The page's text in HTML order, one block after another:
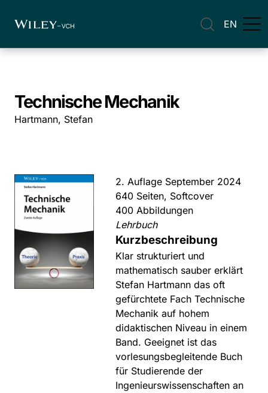
EN
Technische Mechanik
Hartmann, Stefan
2. Auflage September 2024
640 Seiten, Softcover
400 Abbildungen
Lehrbuch
Kurzbeschreibung
Klar strukturiert und
mathematisch sauber erklärt
Stefan Hartmann das oft
gefürchtete Fach Technische
Mechanik auf hohem
didaktischen Niveau in einem
Band. Geeignet ist das
vorlesungsbegleitende Buch
für Studierende der
Ingenieurswissenschaften an